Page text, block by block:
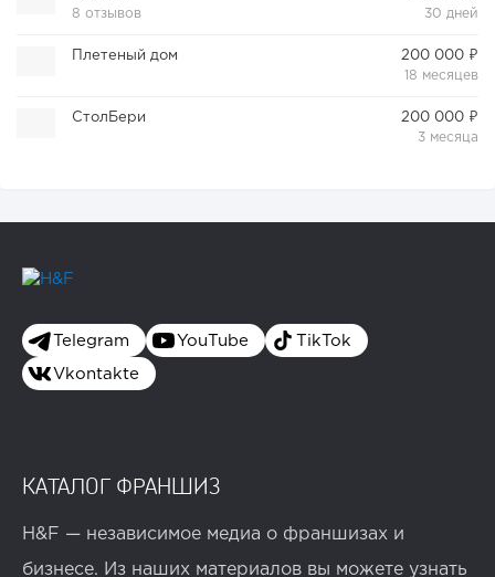
8 отзывов
30 дней
Плетеный дом
200 000 ₽
18 месяцев
СтолБери
200 000 ₽
3 месяца
Telegram YouTube TikTok
Vkontakte
КАТАЛОГ ФРАНШИЗ
H&F — независимое медиа о франшизах и
бизнесе. Из наших материалов вы можете узнать